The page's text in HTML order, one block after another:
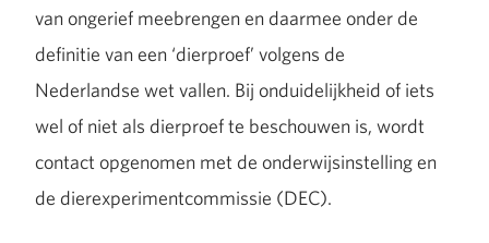
van ongerief meebrengen en daarmee onder de
definitie van een ‘dierproef’ volgens de
Nederlandse wet vallen. Bij onduidelijkheid of iets
wel of niet als dierproef te beschouwen is, wordt
contact opgenomen met de onderwijsinstelling en
de dierexperimentcommissie (DEC).